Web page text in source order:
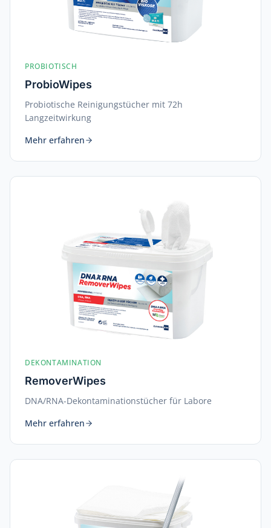
PROBIOTISCH
ProbioWipes
Probiotische Reinigungstücher mit 72h
Langzeitwirkung
Mehr erfahren
DEKONTAMINATION
RemoverWipes
DNA/RNA-Dekontaminationstücher für Labore
Mehr erfahren